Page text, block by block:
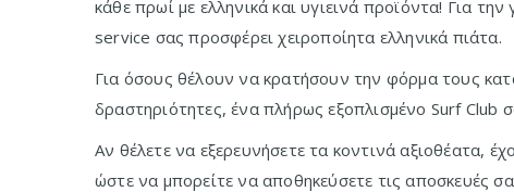
κάθε πρωί με ελληνικά και υγιεινά προϊόντα! Για
service σας προσφέρει χειροποίητα ελληνικά πιάτα.
Για όσους θέλουν να κρατήσουν την φόρμα τους
δραστηριότητες, ένα πλήρως εξοπλισμένο Surf Club
Αν θέλετε να εξερευνήσετε τα κοντινά αξιοθέατα,
ώστε να μπορείτε να αποθηκεύσετε τις αποσκευές